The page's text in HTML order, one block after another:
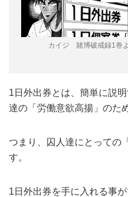
カイジ 賭博破戒録1巻
1日外出券とは、簡単に説
達の「労働意欲高揚」のた
つまり、囚人達にとっての
す。
1日外出券を手に入れる事